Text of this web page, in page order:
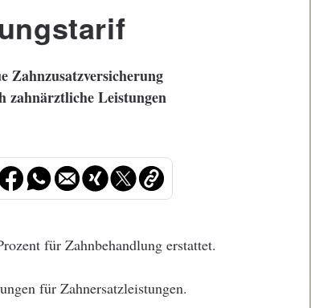
Zahnzusatzversicherung
zahnärztliche Leistungen
für Zahnbehandlung erstattet.
für Zahnersatzleistungen.